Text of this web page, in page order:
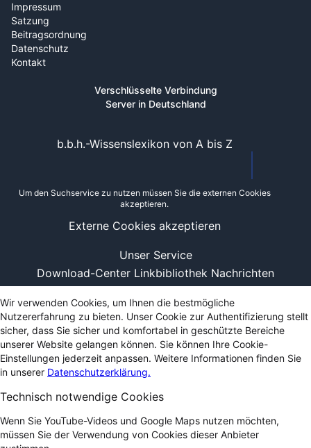
Impressum
Satzung
Beitragsordnung
Datenschutz
Kontakt
Verschlüsselte Verbindung
Server in Deutschland
Unser Service
Download-Center Linkbibliothek Nachrichten
b.b.h.-Wissenslexikon von A bis Z
Um den Suchservice zu nutzen müssen Sie die externen Cookies
akzeptieren.
Externe Cookies akzeptieren
Wir verwenden Cookies, um Ihnen die bestmögliche
Nutzererfahrung zu bieten. Unser Cookie zur Authentifizierung stellt
sicher, dass Sie sicher und komfortabel in geschützte Bereiche
unserer Website gelangen können. Sie können Ihre Cookie-
Einstellungen jederzeit anpassen. Weitere Informationen finden Sie
in unserer Datenschutzerklärung.
Technisch notwendige Cookies
Wenn Sie YouTube-Videos und Google Maps nutzen möchten,
müssen Sie der Verwendung von Cookies dieser Anbieter